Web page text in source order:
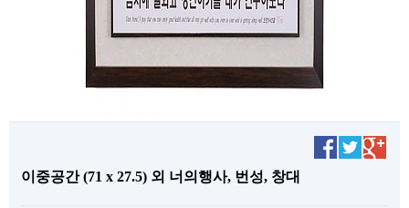
이중공간 (71 x 27.5) 외 너의행사, 번성, 창대